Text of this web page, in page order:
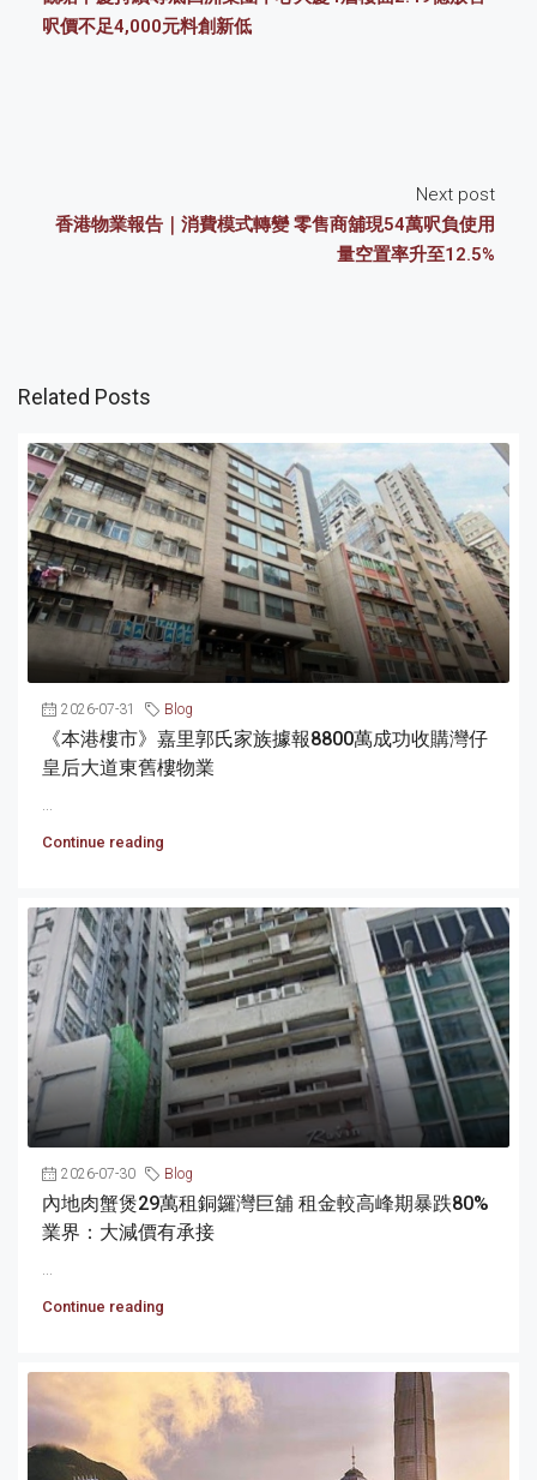
呎價不足4,000元料創新低
Next post
香港物業報告｜消費模式轉變 零售商舖現54萬呎負使用
量空置率升至12.5%
Related Posts
2026-07-31 Blog
《本港樓市》嘉里郭氏家族據報8800萬成功收購灣仔
皇后大道東舊樓物業
Continue reading
2026-07-30 Blog
內地肉蟹煲29萬租銅鑼灣巨舖 租金較高峰期暴跌80%
業界：大減價有承接
Continue reading